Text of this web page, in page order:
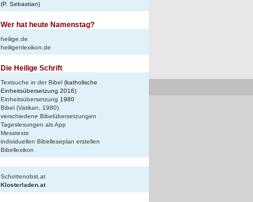
(P. Sebastian)
Wer hat heute Namenstag?
heilige.de
heiligenlexikon.de
Die Heilige Schrift
Textsuche in der Bibel (katholische
Einheitsübersetzung 2016)
Einheitsübersetzung 1980
Bibel (Vatikan, 1980)
verschiedene Bibelübersetzungen
Tageslesungen als App
Messtexte
individuellen Bibelleseplan erstellen
Bibellexikon
Schottenobst.at
Klosterladen.at